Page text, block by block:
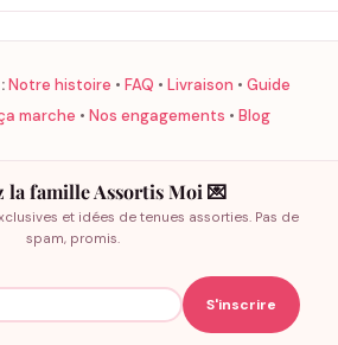
Notre histoire • FAQ • Livraison • Guide
marche • Nos engagements • Blog
la famille Assortis Moi 💌
et idées de tenues assorties. Pas de
spam, promis.